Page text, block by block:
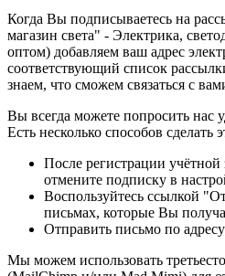
Когда Вы подписываетесь на
магазин света" - Электрика,
оптом) добавляем ваш адрес
соответствующий список
знаем, что сможем связаться с
Вы всегда можете попросить нас
Есть несколько способов сделать
После регистрации
отмените подписку в
Воспользуйтесь ссылкой
письмах, которые Вы
Отправить письмо по
Мы можем использовать